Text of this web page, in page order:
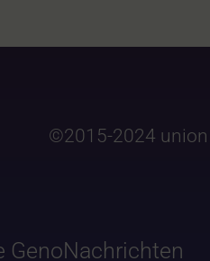
©2015-2024
GenoNachrichten